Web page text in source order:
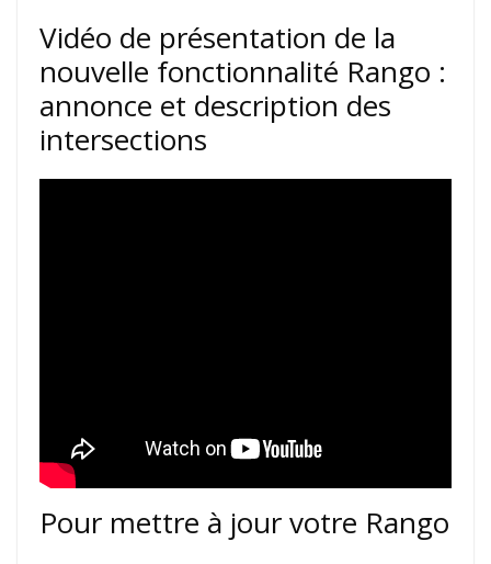
Vidéo de présentation de la
nouvelle fonctionnalité Rango :
annonce et description des
intersections
Pour mettre à jour votre Rango